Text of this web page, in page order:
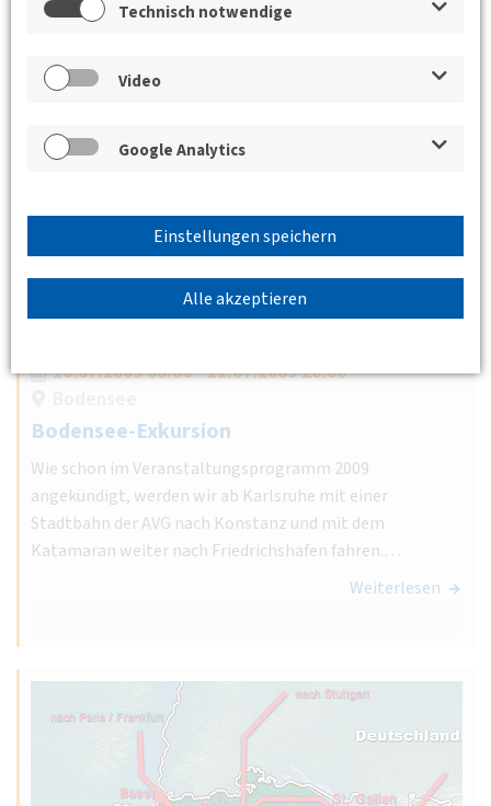
Technisch notwendige
Video
Google Analytics
Einstellungen speichern
Alle akzeptieren
10.07.2009 08:00 - 11.07.2009 20:00
Bodensee-Exkursion
Wie schon im Veranstaltungsprogramm 2009
angekündigt, werden wir ab Karlsruhe mit einer
Stadtbahn der AVG nach Konstanz und mit dem
Katamaran weiter nach Friedrichshafen fahren.…
Weiterlesen